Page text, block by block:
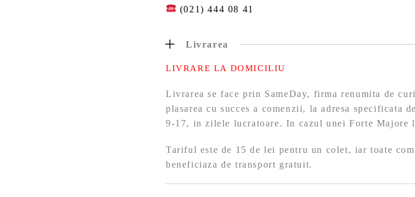
(021) 444 08 41
Livrarea
LIVRARE LA DOMICILIU
Livrarea se face prin SameDay, firma renumita de
plasarea cu succes a comenzii, la adresa specificata
9-17, in zilele lucratoare. In cazul unei Forte Majore
Tariful este de 15 de lei pentru un colet, iar toate
beneficiaza de transport gratuit.